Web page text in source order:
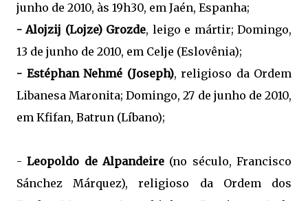
junho de 2010, às 19h30, em Jaén, Espanha;
- Alojzij (Lojze) Grozde, leigo e mártir; Domingo,
13 de junho de 2010, em Celje (Eslovênia);
- Estéphan Nehmé (Joseph), religioso da Ordem
Libanesa Maronita; Domingo, 27 de junho de 2010,
em Kfifan, Batrun (Líbano);
-Leopoldo de Alpandeire (no século, Francisco
Sánchez Márquez), religioso da Ordem dos